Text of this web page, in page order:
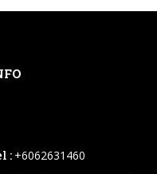
: +6062631460